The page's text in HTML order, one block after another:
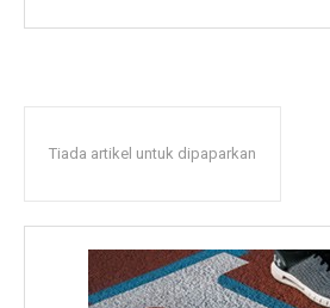
Tiada artikel untuk dipaparkan